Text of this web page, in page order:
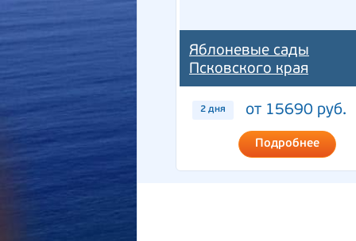
Яблоневые сады
Псковского края
2 дня от 15690 руб.
Подробнее